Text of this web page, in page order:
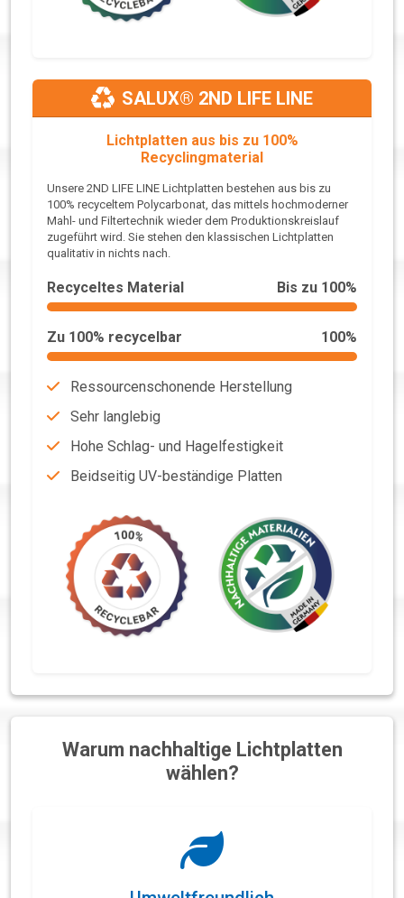
SALUX® 2ND LIFE LINE
Lichtplatten aus bis zu 100%
Recyclingmaterial
Unsere 2ND LIFE LINE Lichtplatten bestehen aus bis zu
100% recyceltem Polycarbonat, das mittels hochmoderner
Mahl- und Filtertechnik wieder dem Produktionskreislauf
zugeführt wird. Sie stehen den klassischen Lichtplatten
qualitativ in nichts nach.
Recyceltes Material Bis zu 100%
Zu 100% recycelbar 100%
Ressourcenschonende Herstellung
Sehr langlebig
Hohe Schlag- und Hagelfestigkeit
Beidseitig UV-beständige Platten
Warum nachhaltige Lichtplatten
wählen?